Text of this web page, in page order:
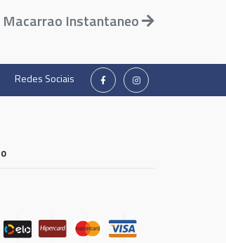
Macarrao Instantaneo
Redes Sociais